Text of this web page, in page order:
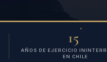
15
+
AÑOS DE EJERCICIO
EN CHILE